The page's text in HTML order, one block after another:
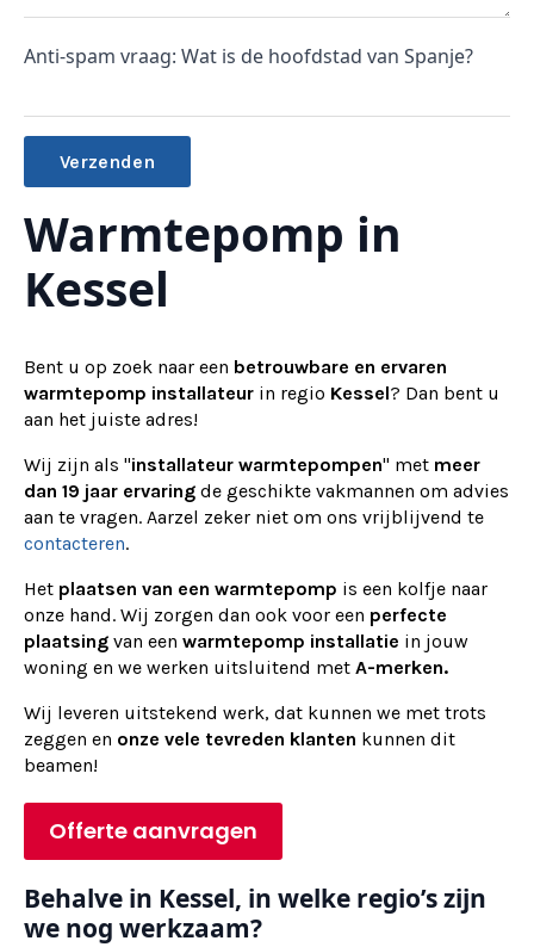
Anti-spam vraag: Wat is de hoofdstad van Spanje?
Alternative:
Warmtepomp in
Kessel
Bent u op zoek naar een betrouwbare en ervaren
warmtepomp installateur in regio Kessel? Dan bent u
aan het juiste adres!
Wij zijn als "installateur warmtepompen" met meer
dan 19 jaar ervaring de geschikte vakmannen om advies
aan te vragen. Aarzel zeker niet om ons vrijblijvend te
contacteren.
Het plaatsen van een warmtepomp is een kolfje naar
onze hand. Wij zorgen dan ook voor een perfecte
plaatsing van een warmtepomp installatie in jouw
woning en we werken uitsluitend met A-merken.
Wij leveren uitstekend werk, dat kunnen we met trots
zeggen en onze vele tevreden klanten kunnen dit
beamen!
Offerte aanvragen
Behalve in Kessel, in welke regio’s zijn
we nog werkzaam?